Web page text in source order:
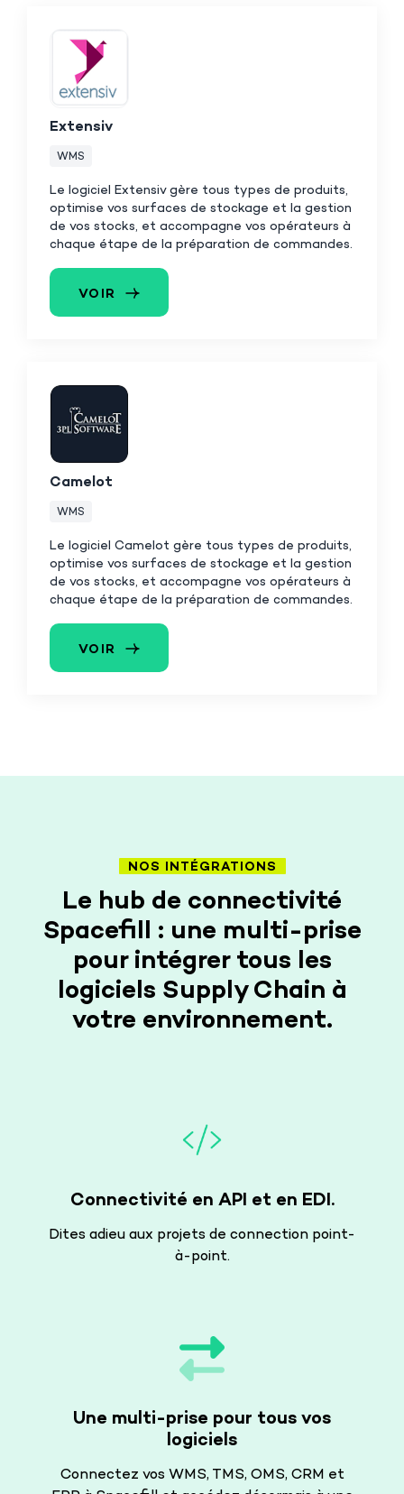
PARLER À UN EXPERT
Extensiv
WMS
Le logiciel Extensiv gère tous types de produits,
optimise vos surfaces de stockage et la gestion
de vos stocks, et accompagne vos opérateurs à
chaque étape de la préparation de commandes.
VOIR
Camelot
WMS
Le logiciel Camelot gère tous types de produits,
optimise vos surfaces de stockage et la gestion
de vos stocks, et accompagne vos opérateurs à
chaque étape de la préparation de commandes.
VOIR
NOS INTÉGRATIONS
Le hub de connectivité
Spacefill : une multi-prise
pour intégrer tous les
logiciels Supply Chain à
votre environnement.
Connectivité en API et en EDI.
Dites adieu aux projets de connection point-
à-point.
Une multi-prise pour tous vos
logiciels
Connectez vos WMS, TMS, OMS, CRM et